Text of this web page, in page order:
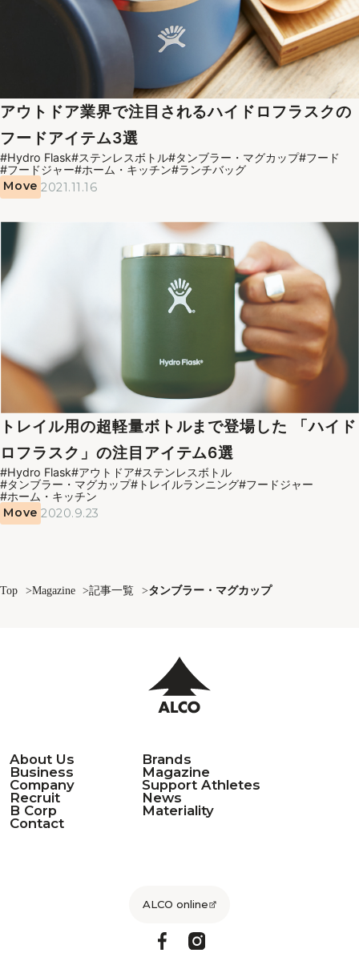
アウトドア業界で注目されるハイドロフラスクの
フードアイテム3選
#Hydro Flask#ステンレスボトル#タンブラー・マグカップ#フード
#フードジャー#ホーム・キッチン#ランチバッグ
Move 2021.11.16
トレイル用の超軽量ボトルまで登場した 「ハイド
ロフラスク」の注目アイテム6選
#Hydro Flask#アウトドア#ステンレスボトル
#タンブラー・マグカップ#トレイルランニング#フードジャー
#ホーム・キッチン
Move 2020.9.23
Top Magazine 記事一覧 タンブラー・マグカップ
About Us
Brands
Business
Magazine
Company
Support Athletes
Recruit
News
B Corp
Materiality
Contact
ALCO online